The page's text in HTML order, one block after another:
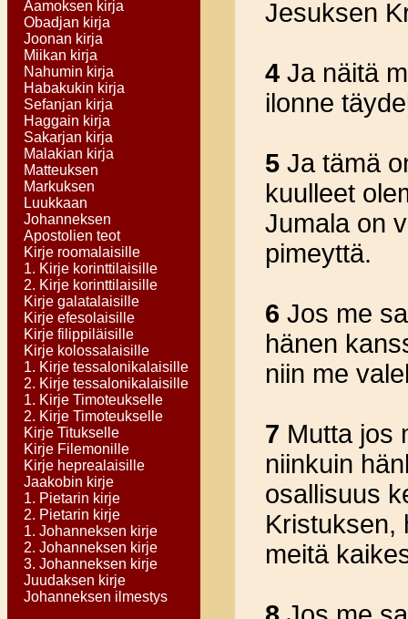
Aamoksen kirja
Obadjan kirja
Joonan kirja
Miikan kirja
Nahumin kirja
Habakukin kirja
Sefanjan kirja
Haggain kirja
Sakarjan kirja
Malakian kirja
Matteuksen
Markuksen
Luukkaan
Johanneksen
Apostolien teot
Kirje roomalaisille
1. Kirje korinttilaisille
2. Kirje korinttilaisille
Kirje galatalaisille
Kirje efesolaisille
Kirje filippiläisille
Kirje kolossalaisille
1. Kirje tessalonikalaisille
2. Kirje tessalonikalaisille
1. Kirje Timoteukselle
2. Kirje Timoteukselle
Kirje Titukselle
Kirje Filemonille
Kirje heprealaisille
Jaakobin kirje
1. Pietarin kirje
2. Pietarin kirje
1. Johanneksen kirje
2. Johanneksen kirje
3. Johanneksen kirje
Juudaksen kirje
Johanneksen ilmestys
Jesuksen
4Ja näitä
ilonne
5Ja tämä
kuulleet
Jumala on
pimeyttä.
6 Jos me
hänen
niin me
7 Mutta jos
niinkuin
osallisuus
Kristuksen,
meitä